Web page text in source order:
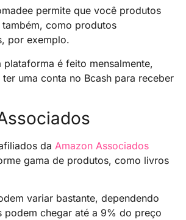
permite que você produtos
como produtos
por exemplo.
plataforma é feito mensalmente,
ter uma conta no Bcash para receber
da Amazon Associados
gama de produtos, como livros
variar bastante, dependendo
podem chegar até a 9% do preço